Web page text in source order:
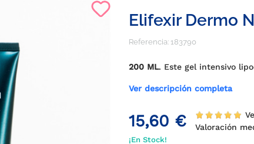
Elifexir Dermo
Referencia: 183790
200 ML. Este gel intensivo
Ver descripción completa
15,60 €
Valoración
¡En Stock!